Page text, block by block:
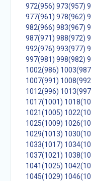
972(956) 973(957)
977(961) 978(962)
982(966) 983(967)
987(971) 988(972)
992(976) 993(977)
997(981) 998(982)
1002(986)
1007(991)
1012(996)
1017(1001)
1021(1005)
1025(1009)
1029(1013)
1033(1017)
1037(1021)
1041(1025)
1045(1029)